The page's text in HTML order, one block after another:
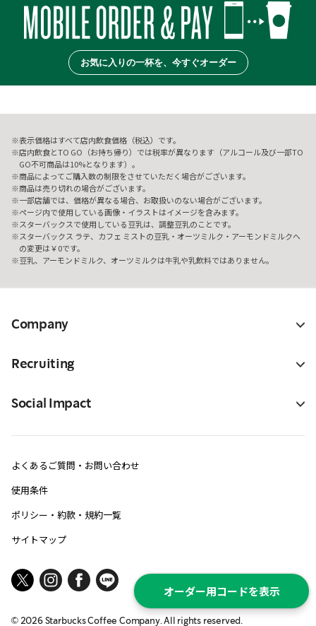
オーダー用コードを表示
お気に入りの一杯を、今すぐオーダー
表示価格はすべて店内飲食価格（税込）です。
店内飲食とTO GO（お持ち帰り）では税率が異なります（アルコール及び一部TO
GO不可商品は10%となります）。
商品によってご購入数の制限をさせていただく場合がございます。
商品は売り切れの場合がございます。
一部店舗では、価格が異なる場合、お取扱いのない場合がございます。
ページ内で使用している画像・イラストはイメージを含みます。
スターバックスで使用している豆乳は、調整豆乳のことです。
スターバックス ラテ、カフェ ミストの豆乳・オーツミルク・アーモンドミルクへ
の変更は￥0です。
豆乳、アーモンドミルク、オーツミルクは牛乳や乳飲料ではありません。
Company
Recruiting
Social Impact
よくあるご質問・お問い合わせ
使用条件
ポリシー・約款・規約一覧
サイトマップ
© 2026Starbucks Coffee Company. All rights reserved.